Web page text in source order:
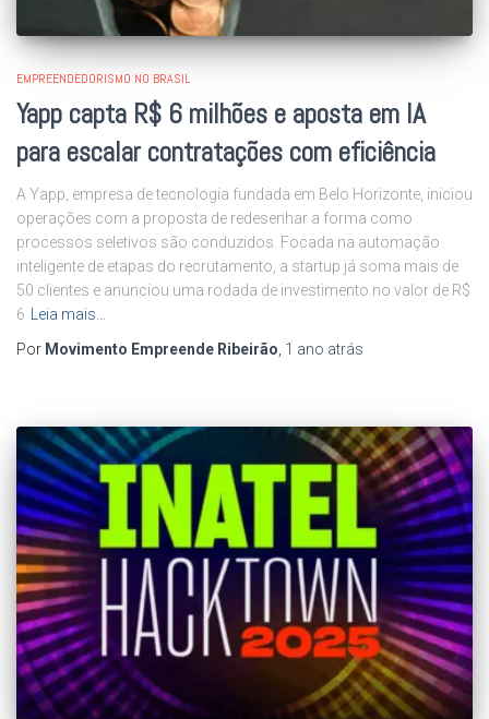
EMPREENDEDORISMO NO BRASIL
Yapp capta R$ 6 milhões e aposta em IA
para escalar contratações com eficiência
A Yapp, empresa de tecnologia fundada em Belo Horizonte, iniciou
operações com a proposta de redesenhar a forma como
processos seletivos são conduzidos. Focada na automação
inteligente de etapas do recrutamento, a startup já soma mais de
50 clientes e anunciou uma rodada de investimento no valor de R$
6 Leia mais…
Por Movimento Empreende Ribeirão, 1 ano atrás